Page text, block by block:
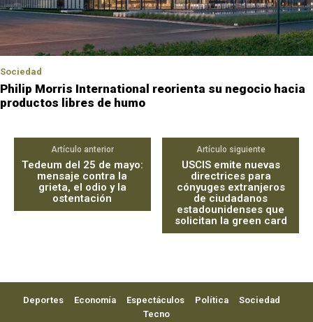
Sociedad
Philip Morris International reorienta su negocio hacia
productos libres de humo
Artículo anterior
Tedeum del 25 de mayo:
mensaje contra la
grieta, el odio y la
ostentación
Artículo siguiente
USCIS emite nuevas
directrices para
cónyuges extranjeros
de ciudadanos
estadounidenses que
solicitan la green card
Deportes Economía Espectáculos Política
Sociedad
Tecno